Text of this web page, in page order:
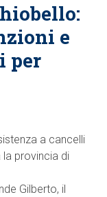
e
per
a cancelli
provincia di
Gilberto, il